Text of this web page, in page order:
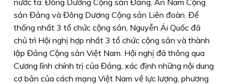
sản Đảng và Đông Dương Cộng sản Liên đoàn. Để
thống nhất 3 tổ chức cộng sản, Nguyễn Ái Quốc đã
chủ trì Hội nghị hợp nhất 3 tổ chức cộng sản và thành
lập Đảng Cộng sản Việt Nam. Hội nghị đã thông qua
Cương lĩnh chính trị của Đảng, xác định những nội dung
cơ bản của cách mạng Việt Nam về lực lượng, phương